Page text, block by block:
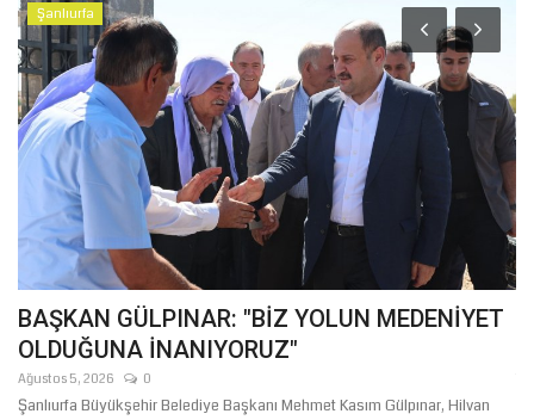
Şanlıurfa
BAŞKAN GÜLPINAR: "BİZ YOLUN MEDENİYET
OLDUĞUNA İNANIYORUZ"
Ağustos 5, 2026 0
Şanlıurfa Büyükşehir Belediye Başkanı Mehmet Kasım Gülpınar, Hilvan